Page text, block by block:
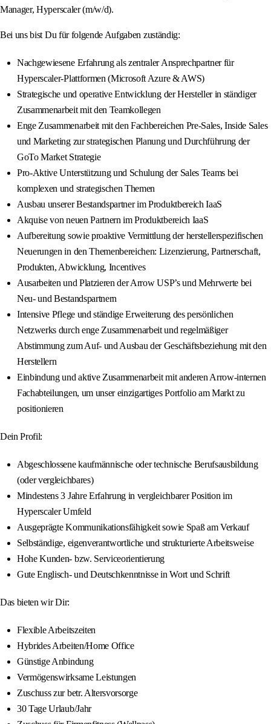
Manager, Hyperscaler (m/w/d).
Bei uns bist Du für folgende Aufgaben zuständig:
Nachgewiesene Erfahrung als zentraler Ansprechpartner für
Hyperscaler-Plattformen (Microsoft Azure & AWS)
Strategische und operative Entwicklung der Hersteller in ständiger
Zusammenarbeit mit den Teamkollegen
Enge Zusammenarbeit mit den Fachbereichen Pre-Sales, Inside Sales
und Marketing zur strategischen Planung und Durchführung der
GoTo Market Strategie
Pro-Aktive Unterstützung und Schulung der Sales Teams bei
komplexen und strategischen Themen
Ausbau unserer Bestandspartner im Produktbereich IaaS
Akquise von neuen Partnern im Produktbereich IaaS
Aufbereitung sowie proaktive Vermittlung der herstellerspezifischen
Neuerungen in den Themenbereichen: Lizenzierung, Partnerschaft,
Produkten, Abwicklung, Incentives
Ausarbeiten und Platzieren der Arrow USP’s und Mehrwerte bei
Neu- und Bestandspartnern
Intensive Pflege und ständige Erweiterung des persönlichen
Netzwerks durch enge Zusammenarbeit und regelmäßiger
Abstimmung zum Auf- und Ausbau der Geschäftsbeziehung mit den
Herstellern
Einbindung und aktive Zusammenarbeit mit anderen Arrow-internen
Fachabteilungen, um unser einzigartiges Portfolio am Markt zu
positionieren
Dein Profil:
Abgeschlossene kaufmännische oder technische Berufsausbildung
(oder vergleichbares)
Mindestens 3 Jahre Erfahrung in vergleichbarer Position im
Hyperscaler Umfeld
Ausgeprägte Kommunikationsfähigkeit sowie Spaß am Verkauf
Selbständige, eigenverantwortliche und strukturierte Arbeitsweise
Hohe Kunden- bzw. Serviceorientierung
Gute Englisch- und Deutschkenntnisse in Wort und Schrift
Das bieten wir Dir:
Flexible Arbeitszeiten
Hybrides Arbeiten/Home Office
Günstige Anbindung
Vermögenswirksame Leistungen
Zuschuss zur betr. Altersvorsorge
30 Tage Urlaub/Jahr